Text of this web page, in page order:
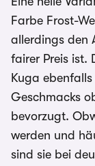
Farbe Frost-
allerdings den
fairer Preis ist.
Kuga
Geschmacks
bevorzugt.
werden und
sind sie bei